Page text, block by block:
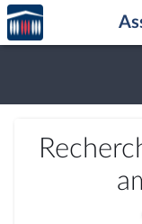
Aller au contenu
Aller en bas de la
Accèder
à la
page